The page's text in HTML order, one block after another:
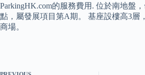
ParkingHK.com的服務費用. 位於南地盤
點，屬發展項目第A期。 基座設樓高3層
商場。